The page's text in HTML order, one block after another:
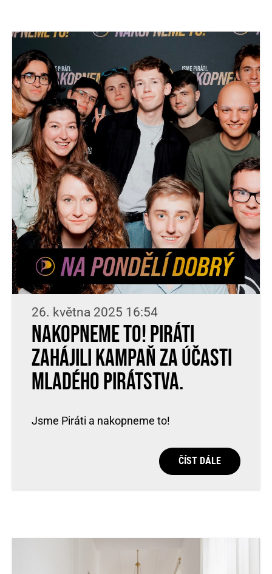
26. května 2025 16:54
Nakopneme to! Piráti
zahájili kampaň za účasti
Mladého Pirátstva.
Jsme Piráti a nakopneme to!
ČÍST DÁLE